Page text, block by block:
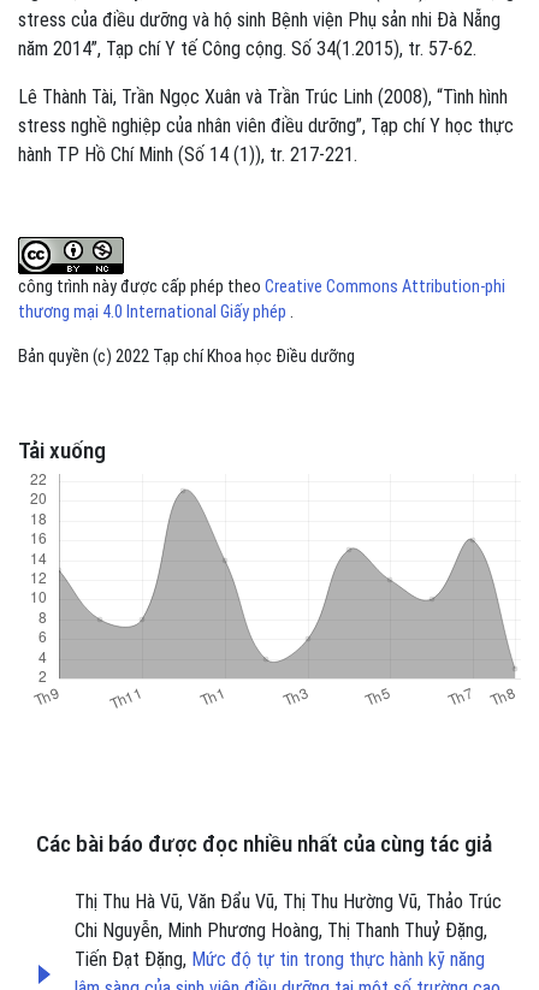
Tải xuống
stress của điều dưỡng và hộ sinh Bệnh viện Phụ sản nhi Đà Nẵng
năm 2014”, Tạp chí Y tế Công cộng. Số 34(1.2015), tr. 57-62.
Lê Thành Tài, Trần Ngọc Xuân và Trần Trúc Linh (2008), “Tình hình
stress nghề nghiệp của nhân viên điều dưỡng”, Tạp chí Y học thực
hành TP Hồ Chí Minh (Số 14 (1)), tr. 217-221.
công trình này được cấp phép theo Creative Commons Attribution-phi
thương mại 4.0 International Giấy phép .
Bản quyền (c) 2022 Tạp chí Khoa học Điều dưỡng
Các bài báo được đọc nhiều nhất của cùng tác giả
Thị Thu Hà Vũ, Văn Đẩu Vũ, Thị Thu Hường Vũ, Thảo Trúc
Chi Nguyễn, Minh Phương Hoàng, Thị Thanh Thuỷ Đặng,
Tiến Đạt Đặng, Mức độ tự tin trong thực hành kỹ năng